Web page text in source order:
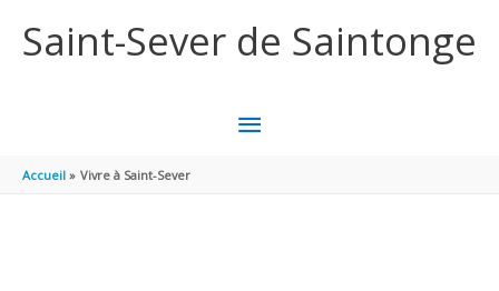
Saint-Sever de Saintonge
MENU
Accueil Vivre à Saint-Sever